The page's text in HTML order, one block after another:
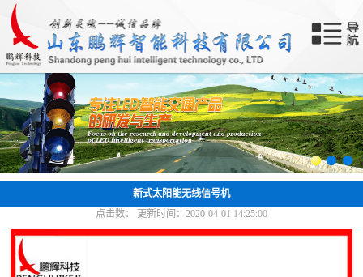
新式太阳能无线信号机
点击数：
更新时间：2020-04-01 14:25:00
产品中心
新闻中心
成功案例